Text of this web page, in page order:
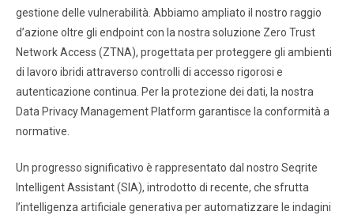
gestione delle vulnerabilità. Abbiamo ampliato il nostro raggio
d’azione oltre gli endpoint con la nostra soluzione Zero Trust
Network Access (ZTNA), progettata per proteggere gli ambienti
di lavoro ibridi attraverso controlli di accesso rigorosi e
autenticazione continua. Per la protezione dei dati, la nostra
Data Privacy Management Platform garantisce la conformità a
normative.
Un progresso significativo è rappresentato dal nostro Seqrite
Intelligent Assistant (SIA), introdotto di recente, che sfrutta
l’intelligenza artificiale generativa per automatizzare le indagini